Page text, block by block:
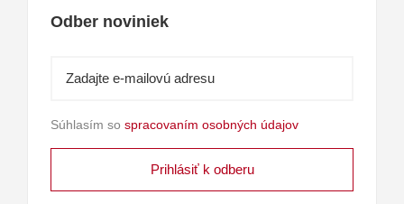
Odber noviniek
Súhlasím so spracovaním osobných údajov